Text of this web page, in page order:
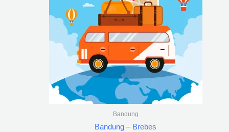
Bandung
Bandung – Brebes